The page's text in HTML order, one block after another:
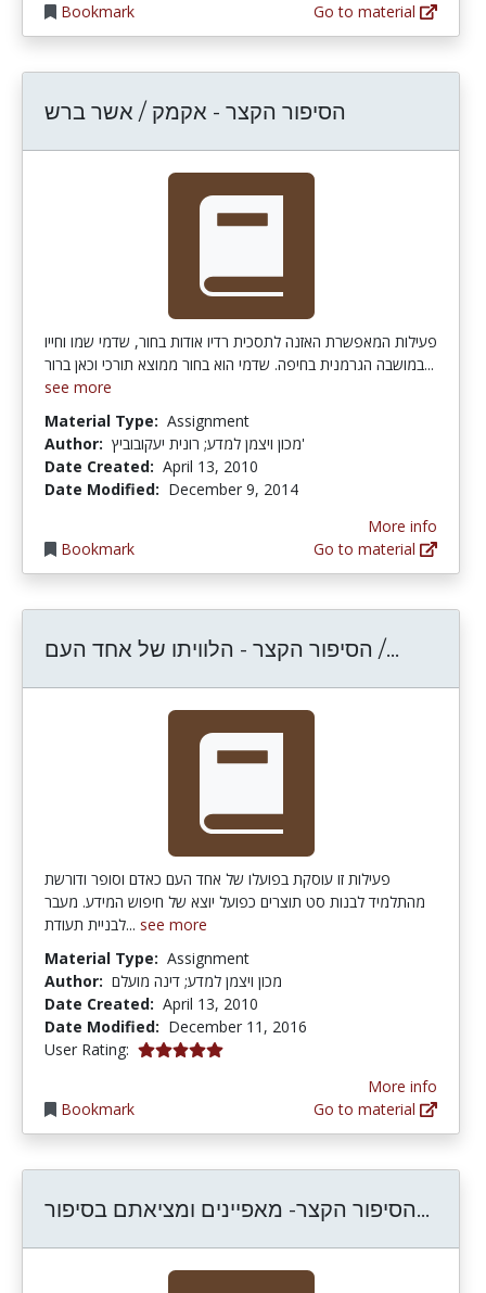
Bookmark
Go to material
הסיפור הקצר - אקמק / אשר ברש
פעילות המאפשרת האזנה לתסכית רדיו אודות בחור, שדמי שמו וחייו
במושבה הגרמנית בחיפה. שדמי הוא בחור ממוצא תורכי וכאן ברור...
see more
Material Type: Assignment
Author:
מכון ויצמן למדע; רונית יעקובוביץ'
Date Created: April 13, 2010
Date Modified: December 9, 2014
Bookmark
More info
Go to material
הסיפור הקצר - הלוויתו של אחד העם /...
פעילות זו עוסקת בפועלו של אחד העם כאדם וסופר ודורשת
מהתלמיד לבנות סט תוצרים כפועל יוצא של חיפוש המידע. מעבר
לבניית תעודת... see more
Material Type: Assignment
Author: מכון ויצמן למדע; דינה מועלם
Date Created: April 13, 2010
Date Modified: December 11, 2016
User Rating: 5.0 stars
Bookmark
More info
Go to material
הסיפור הקצר- מאפיינים ומציאתם בסיפור...